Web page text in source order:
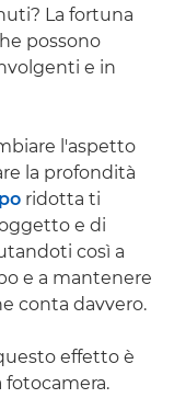
La fortuna
possono
e in
l'aspetto
la profondità
ridotta ti
e di
così a
e a mantenere
conta davvero.
effetto è
fotocamera.